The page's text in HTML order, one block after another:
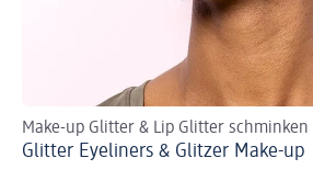
Make-up Glitter & Lip Glitter schminken
Glitter Eyeliners & Glitzer Make-up